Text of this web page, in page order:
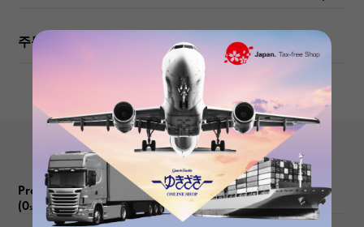
-
상
슬레이트 / 그린 로마
기능
데이트보기
주문 · 내점 전에 확인해주십시오
Product reviews
(0subject)